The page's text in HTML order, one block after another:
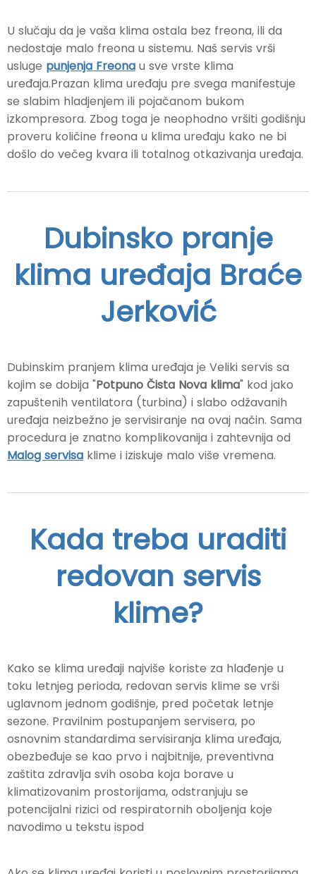
U slučaju da je vaša klima ostala bez freona, ili da
nedostaje malo freona u sistemu. Naš servis vrši
usluge punjenja Freona u sve vrste klima
uređaja.Prazan klima uređaju pre svega manifestuje
se slabim hladjenjem ili pojačanom bukom
izkompresora. Zbog toga je neophodno vršiti godišnju
proveru količine freona u klima uređaju kako ne bi
došlo do večeg kvara ili totalnog otkazivanja uređaja.
Dubinsko pranje
klima uređaja Braće
Jerković
Dubinskim pranjem klima uređaja je Veliki servis sa
kojim se dobija "Potpuno Čista Nova klima" kod jako
zapuštenih ventilatora (turbina) i slabo odžavanih
uređaja neizbežno je servisiranje na ovaj način. Sama
procedura je znatno komplikovanija i zahtevnija od
Malog servisa klime i iziskuje malo više vremena.
Kada treba uraditi
redovan servis
klime?
Kako se klima uređaji najviše koriste za hlađenje u
toku letnjeg perioda, redovan servis klime se vrši
uglavnom jednom godišnje, pred početak letnje
sezone. Pravilnim postupanjem servisera, po
osnovnim standardima servisiranja klima uređaja,
obezbeđuje se kao prvo i najbitnije, preventivna
zaštita zdravlja svih osoba koja borave u
klimatizovanim prostorijama, odstranjuju se
potencijalni rizici od respiratornih oboljenja koje
navodimo u tekstu ispod